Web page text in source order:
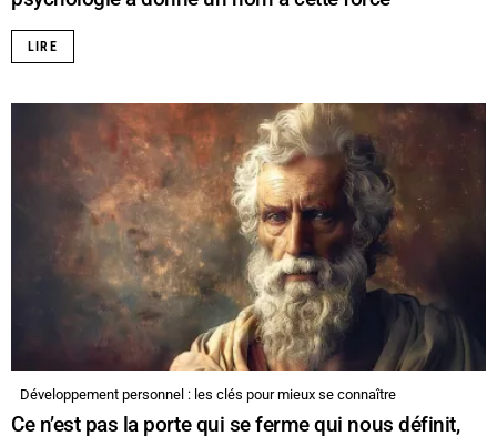
LIRE
Développement personnel : les clés pour mieux se connaître
Ce n’est pas la porte qui se ferme qui nous définit,